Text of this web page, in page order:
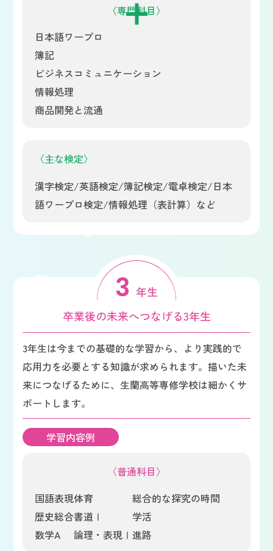
〈専門科目〉
日本語ワープロ
簿記
ビジネスコミュニケーション
情報処理
商品開発と流通
〈主な検定〉
漢字検定/英語検定/簿記検定/電卓検定/日本
語ワープロ検定/情報処理（表計算）など
3 年生
卒業後の未来へつなげる3年生
3年生は今までの基礎的な学習から、より実践的で
応用力を必要とする知識が求められます。描いた未
来につなげるために、生蘭高等専修学校は細かくサ
ポートします。
学習内容例
〈普通科目〉
国語表現
歴史総合
数学A
体育
書道Ⅰ
論理・表現Ⅰ
総合的な探究の時間
学活
進路